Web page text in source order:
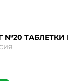
ТАБЛЕТКИ